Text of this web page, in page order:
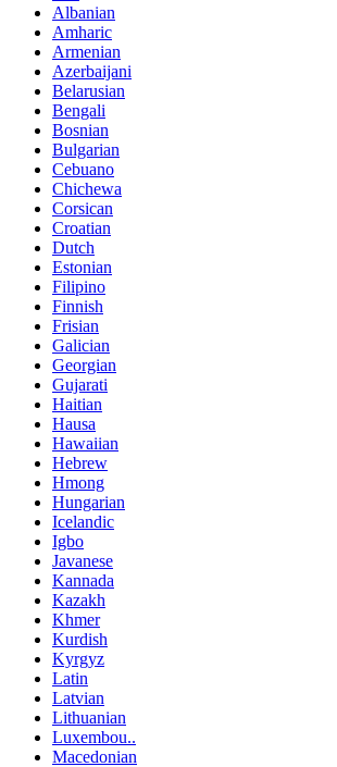
Albanian
Amharic
Armenian
Azerbaijani
Belarusian
Bengali
Bosnian
Bulgarian
Cebuano
Chichewa
Corsican
Croatian
Dutch
Estonian
Filipino
Finnish
Frisian
Galician
Georgian
Gujarati
Haitian
Hausa
Hawaiian
Hebrew
Hmong
Hungarian
Icelandic
Igbo
Javanese
Kannada
Kazakh
Khmer
Kurdish
Kyrgyz
Latin
Latvian
Lithuanian
Luxembou..
Macedonian